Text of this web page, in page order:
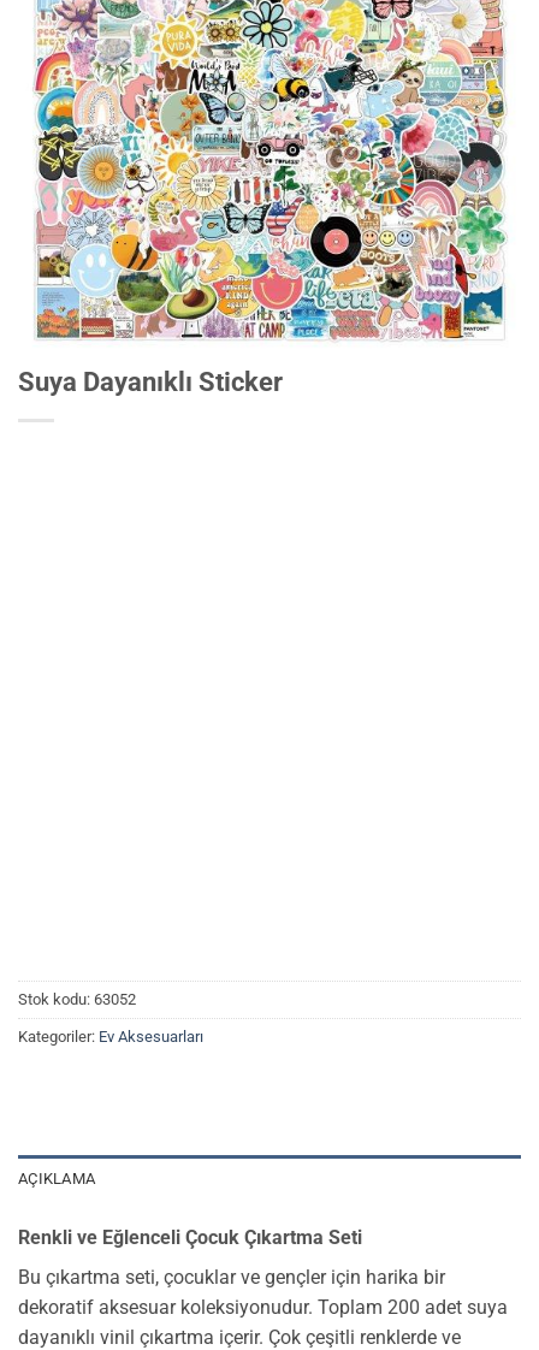
Suya Dayanıklı Sticker
Stok kodu: 63052
Kategoriler: Ev Aksesuarları
AÇIKLAMA
Renkli ve Eğlenceli Çocuk Çıkartma Seti
Bu çıkartma seti, çocuklar ve gençler için harika bir
dekoratif aksesuar koleksiyonudur. Toplam 200 adet suya
dayanıklı vinil çıkartma içerir. Çok çeşitli renklerde ve